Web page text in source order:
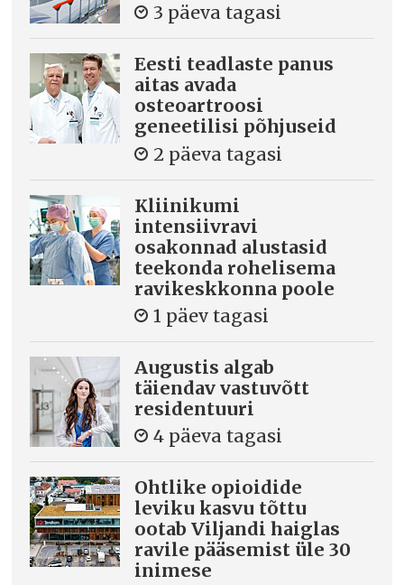
3 päeva tagasi
Eesti teadlaste panus
aitas avada
osteoartroosi
geneetilisi põhjuseid
2 päeva tagasi
Kliinikumi
intensiivravi
osakonnad alustasid
teekonda rohelisema
ravikeskkonna poole
1 päev tagasi
Augustis algab
täiendav vastuvõtt
residentuuri
4 päeva tagasi
Ohtlike opioidide
leviku kasvu tõttu
ootab Viljandi haiglas
ravile pääsemist üle 30
inimese